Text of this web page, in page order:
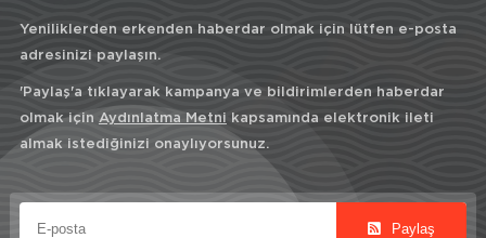
Yeniliklerden erkenden haberdar olmak için lütfen e-posta
adresinizi paylaşın.
'Paylaş'a tıklayarak kampanya ve bildirimlerden haberdar
olmak için Aydınlatma Metni kapsamında elektronik ileti
almak istediğinizi onaylıyorsunuz.
Paylaş